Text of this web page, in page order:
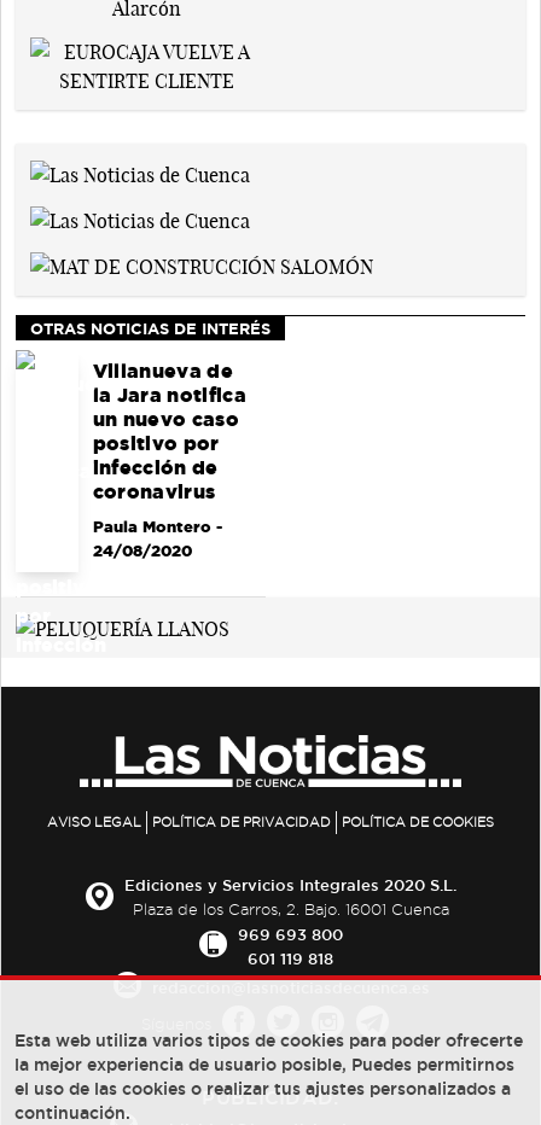
OTRAS NOTICIAS DE INTERÉS
Villanueva de
la Jara notifica
un nuevo caso
positivo por
infección de
coronavirus
Paula Montero-
24/08/2020
AVISO LEGAL POLÍTICA DE PRIVACIDAD POLÍTICA DE COOKIES
Ediciones y Servicios Integrales 2020 S.L.
Plaza de los Carros, 2. Bajo. 16001 Cuenca
969 693 800
601 119 818
PUBLICIDAD:
Esta web utiliza varios tipos de cookies para poder ofrecerte
la mejor experiencia de usuario posible, Puedes permitirnos
el uso de las cookies o realizar tus ajustes personalizados a
continuación.